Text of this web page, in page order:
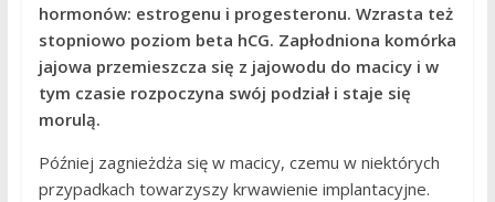
hormonów: estrogenu i progesteronu. Wzrasta też
stopniowo poziom beta hCG. Zapłodniona komórka
jajowa przemieszcza się z jajowodu do macicy i w
tym czasie rozpoczyna swój podział i staje się
morulą.
Później zagnieżdża się w macicy, czemu w niektórych
przypadkach towarzyszy krwawienie implantacyjne.